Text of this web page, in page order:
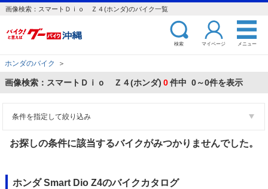
画像検索：スマートＤｉｏ Ｚ４(ホンダ)のバイク一覧
検索 マイページ メニュー
ホンダのバイク ＞
画像検索：スマートＤｉｏ Ｚ４(ホンダ) 0件中 0～0件を表示
条件を指定して絞り込み
お探しの条件に該当するバイクがみつかりませんでした。
ホンダ Smart Dio Z4のバイクカタログ